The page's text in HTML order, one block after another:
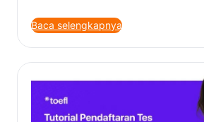
Baca selengkapnya